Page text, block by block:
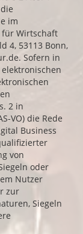
im
für Wirtschaft
4, 53113 Bonn,
. Sofern in
2 in
VO) die Rede
Business
von
oder
Nutzer
zur
Siegeln